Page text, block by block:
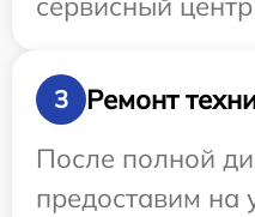
3
Ремонт
После полной
предоставим на